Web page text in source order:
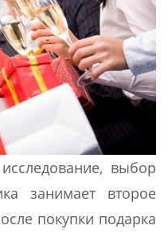
выбор
занимает второе
покупки подарка